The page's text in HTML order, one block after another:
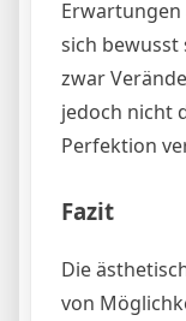
Erwartungen
sich bewusst
zwar
jedoch nicht
Perfektion
Fazit
Die
von